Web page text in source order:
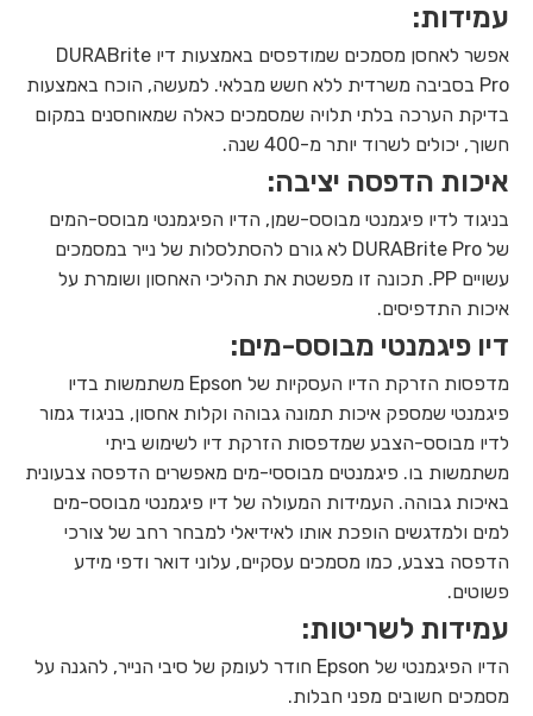
עמידות:
אפשר לאחסן מסמכים שמודפסים באמצעות דיו DURABrite
Pro בסביבה משרדית ללא חשש מבלאי. למעשה, הוכח באמצעות
בדיקת הערכה בלתי תלויה שמסמכים כאלה שמאוחסנים במקום
חשוך, יכולים לשרוד יותר מ-400 שנה.
איכות הדפסה יציבה:
בניגוד לדיו פיגמנטי מבוסס-שמן, הדיו הפיגמנטי מבוסס-המים
של DURABrite Pro לא גורם להסתלסלות של נייר במסמכים
עשויים PP. תכונה זו מפשטת את תהליכי האחסון ושומרת על
איכות התדפיסים.
דיו פיגמנטי מבוסס-מים:
מדפסות הזרקת הדיו העסקיות של Epson משתמשות בדיו
פיגמנטי שמספק איכות תמונה גבוהה וקלות אחסון, בניגוד גמור
לדיו מבוסס-הצבע שמדפסות הזרקת דיו לשימוש ביתי
משתמשות בו. פיגמנטים מבוססי-מים מאפשרים הדפסה צבעונית
באיכות גבוהה. העמידות המעולה של דיו פיגמנטי מבוסס-מים
למים ולמדגשים הופכת אותו לאידיאלי למבחר רחב של צורכי
הדפסה בצבע, כמו מסמכים עסקיים, עלוני דואר ודפי מידע
פשוטים.
עמידות לשריטות:
הדיו הפיגמנטי של Epson חודר לעומק של סיבי הנייר, להגנה על
מסמכים חשובים מפני חבלות.